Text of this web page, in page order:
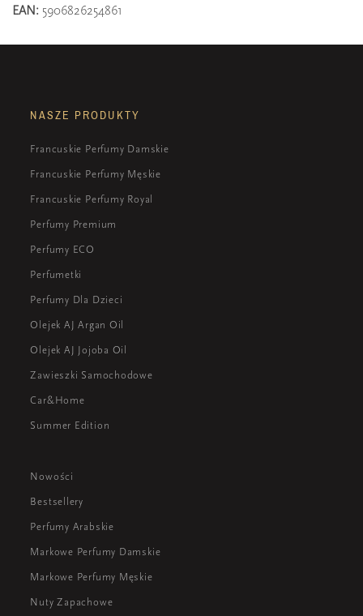
EAN: 5906826254861
NASZE PRODUKTY
Francuskie Perfumy Damskie
Francuskie Perfumy Męskie
Francuskie Perfumy Royal
Perfumy Premium
Perfumy ECO
Perfumetki
Perfumy Dla Dzieci
Olejek AJ Argan Oil
Olejek AJ Jojoba Oil
Zawieszki Samochodowe
Car&Home
Summer Edition
Nowości
Bestsellery
Perfumy Arabskie
Markowe Perfumy Damskie
Markowe Perfumy Męskie
Nuty Zapachowe